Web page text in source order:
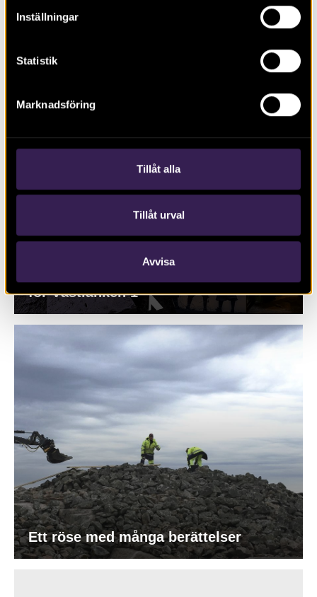
Inställningar
Statistik
Marknadsföring
Tillåt alla
Tillåt urval
Avvisa
för Västlänken 1
Ett röse med många berättelser